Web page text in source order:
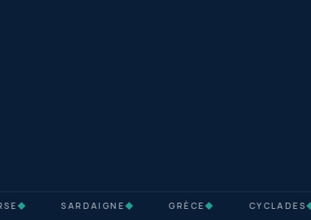
◆ SARDAIGNE ◆ GRÈCE◆ CYCLADES◆